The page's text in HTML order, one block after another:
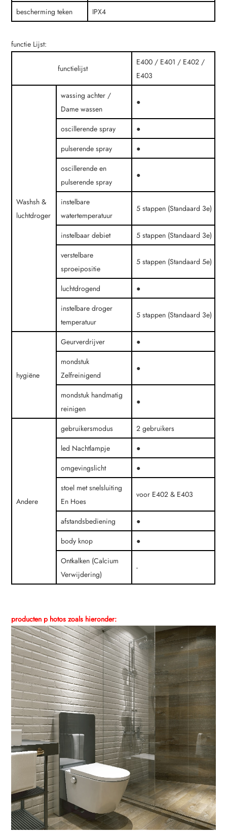
bescherming teken IPX4
functie Lijst:
functielijst
E400 / E401 / E402 /
E403
Washsh &
luchtdroger
wassing achter /
Dame wassen
●
oscillerende spray
●
pulserende spray
●
oscillerende en
pulserende spray
●
instelbare
watertemperatuur
5 stappen (Standaard 3e)
instelbaar debiet
5 stappen (Standaard 3e)
verstelbare
sproeipositie
5 stappen (Standaard 5e)
luchtdrogend
●
instelbare droger
temperatuur
5 stappen (Standaard 3e)
hygiëne
Geurverdrijver
●
mondstuk
Zelfreinigend
●
mondstuk handmatig
reinigen
●
Andere
gebruikersmodus
2 gebruikers
led Nachtlampje
●
omgevingslicht
●
stoel met snelsluiting
En Hoes
voor E402 & E403
afstandsbediening
●
body knop
●
Ontkalken (Calcium
Verwijdering)
-
producten p hotos zoals hieronder: